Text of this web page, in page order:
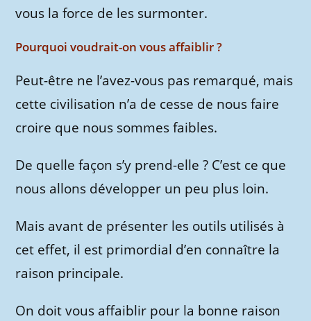
vous la force de les surmonter.
Pourquoi voudrait-on vous affaiblir ?
Peut-être ne l’avez-vous pas remarqué, mais
cette civilisation n’a de cesse de nous faire
croire que nous sommes faibles.
De quelle façon s’y prend-elle ? C’est ce que
nous allons développer un peu plus loin.
Mais avant de présenter les outils utilisés à
cet effet, il est primordial d’en connaître la
raison principale.
On doit vous affaiblir pour la bonne raison